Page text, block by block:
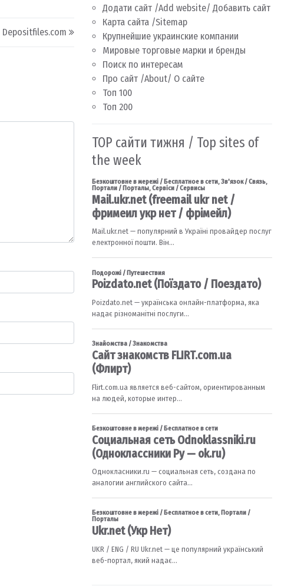
Depositfiles.com
Додати сайт /Add website/ Добавить сайт
Карта сайта /Sitemap
Крупнейшие украинские компании
Мировые торговые марки и бренды
Поиск по интересам
Про сайт /About/ О сайте
Топ 100
Топ 200
TOP сайти тижня / Top sites of
the week